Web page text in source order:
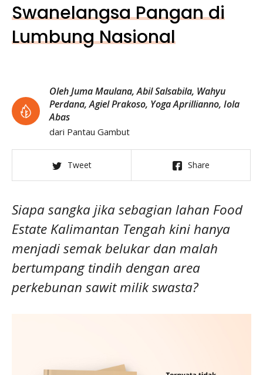
Swanelangsa Pangan di
Lumbung Nasional
Oleh Juma Maulana, Abil Salsabila, Wahyu
Perdana, Agiel Prakoso, Yoga Aprillianno, Iola
Abas
dari Pantau Gambut
Tweet Share
Siapa sangka jika sebagian lahan Food
Estate Kalimantan Tengah kini hanya
menjadi semak belukar dan malah
bertumpang tindih dengan area
perkebunan sawit milik swasta?